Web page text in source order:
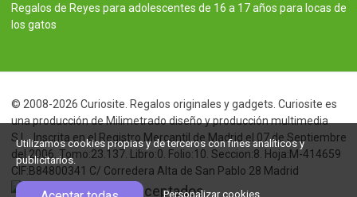
Regalos de Reyes para adolescentes de 16 a 17 años para locas de
los gatos
© 2008-2026 Curiosite. Regalos originales y gadgets. Curiosite es
una producción de Milimetrado diseño y producción multimedia
S.L.. Inscrita en el Registro Mercantil de Madrid el 07 de Septiembre
del 2006. Tomo:23.137. Libro:0. Folio:10. Seccion:8. Hoja:M-414659
CIF:B84800341 C/ Corredera Alta de San Pablo 28 Madrid
Utilizamos cookies propias y de terceros con fines analíticos y
publicitarios.
Personalizar cookies